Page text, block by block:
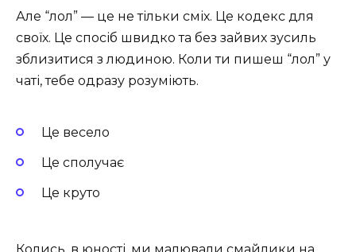
Але “лол” — це не тільки сміх. Це кодекс для
своїх. Це спосіб швидко та без зайвих зусиль
зблизитися з людиною. Коли ти пишеш “лол” у
чаті, тебе одразу розуміють.
Це весело
Це сполучає
Це круто
Колись, в юності, ми малювали смайлики на